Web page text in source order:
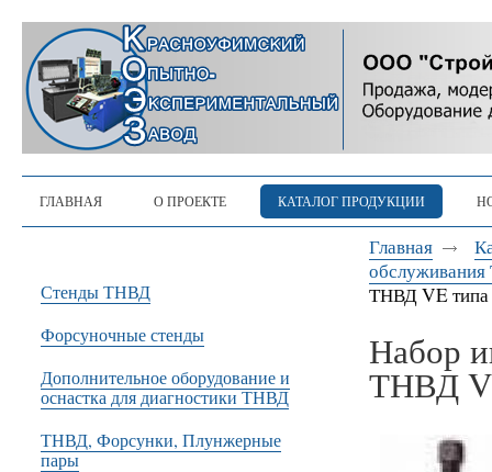
ГЛАВНАЯ О ПРОЕКТЕ КАТАЛОГ ПРОДУКЦИИ
Стенды ТНВД
Форсуночные стенды
Дополнительное оборудование и
оснастка для диагностики ТНВД
ТНВД, Форсунки, Плунжерные
пары
Главная
ТНВД VE типа
Набор
ТНВД